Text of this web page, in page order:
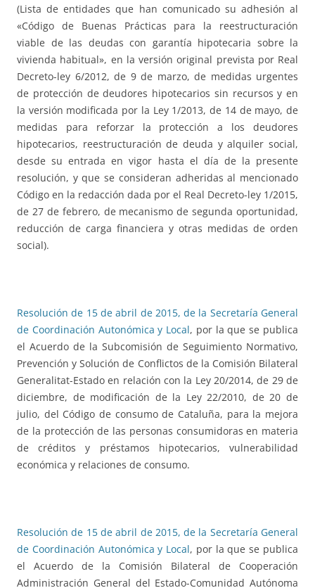
(Lista de entidades que han comunicado su adhesión al
«Código de Buenas Prácticas para la reestructuración
viable de las deudas con garantía hipotecaria sobre la
vivienda habitual», en la versión original prevista por Real
Decreto-ley 6/2012, de 9 de marzo, de medidas urgentes
de protección de deudores hipotecarios sin recursos y en
la versión modificada por la Ley 1/2013, de 14 de mayo, de
medidas para reforzar la protección a los deudores
hipotecarios, reestructuración de deuda y alquiler social,
desde su entrada en vigor hasta el día de la presente
resolución, y que se consideran adheridas al mencionado
Código en la redacción dada por el Real Decreto-ley 1/2015,
de 27 de febrero, de mecanismo de segunda oportunidad,
reducción de carga financiera y otras medidas de orden
social).
Resolución de 15 de abril de 2015, de la Secretaría General
de Coordinación Autonómica y Local, por la que se publica
el Acuerdo de la Subcomisión de Seguimiento Normativo,
Prevención y Solución de Conflictos de la Comisión Bilateral
Generalitat-Estado en relación con la Ley 20/2014, de 29 de
diciembre, de modificación de la Ley 22/2010, de 20 de
julio, del Código de consumo de Cataluña, para la mejora
de la protección de las personas consumidoras en materia
de créditos y préstamos hipotecarios, vulnerabilidad
económica y relaciones de consumo.
Resolución de 15 de abril de 2015, de la Secretaría General
de Coordinación Autonómica y Local, por la que se publica
el Acuerdo de la Comisión Bilateral de Cooperación
Administración General del Estado-Comunidad Autónoma